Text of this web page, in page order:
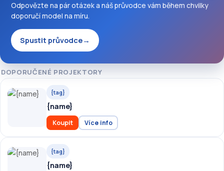
Odpovězte na pár otázek a náš průvodce vám během chvilky
doporučí model na míru.
Spustit průvodce→
DOPORUČENÉ PROJEKTORY
{tag}
{name}
Koupit Více info
{tag}
{name}